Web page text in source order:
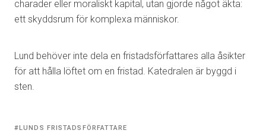
charader eller moraliskt kapital, utan gjorde något äkta:
ett skyddsrum för komplexa människor.
Lund behöver inte dela en fristadsförfattares alla åsikter
för att hålla löftet om en fristad. Katedralen är byggd i
sten.
Tagged
LUNDS FRISTADSFÖRFATTARE